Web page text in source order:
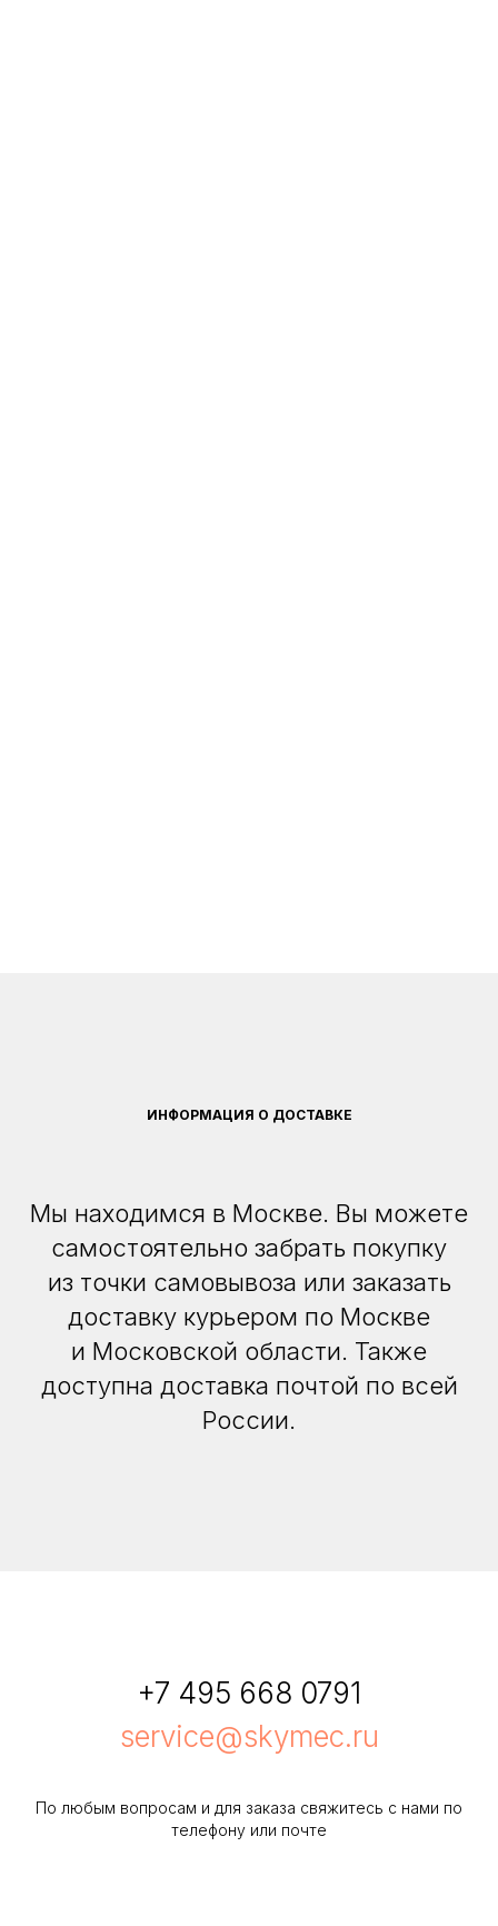
ИНФОРМАЦИЯ О ДОСТАВКЕ
Мы находимся в Москве. Вы можете
самостоятельно забрать покупку
из точки самовывоза или заказать
доставку курьером по Москве
и Московской области. Также
доступна доставка почтой по всей
России.
+7 495 668 0791
service@skymec.ru
По любым вопросам и для заказа свяжитесь с нами по
телефону или почте